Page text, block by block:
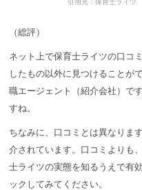
引用元：保育士ライ
（総評）
ネット上で保育士ライツの口コ
したもの以外に見つけることが
職エージェント（紹介会社）で
すね。
ちなみに、口コミとは異なりま
介されています。口コミよりも
士ライツの実態を知るうえで有
ックしてみてください。